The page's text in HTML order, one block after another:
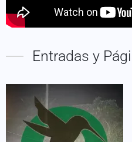
Entradas y